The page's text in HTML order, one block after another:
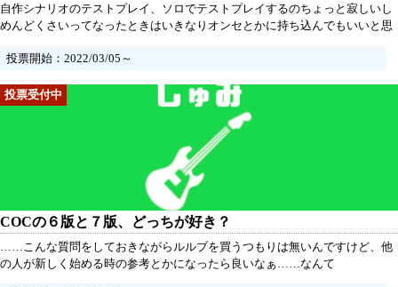
自作シナリオのテストプレイ、ソロでテストプレイするのちょっと寂しいし
めんどくさいってなったときはいきなりオンセとかに持ち込んでもいいと思
投票開始：2022/03/05～
COCの６版と７版、どっちが好き？
……こんな質問をしておきながらルルブを買うつもりは無いんですけど、他
の人が新しく始める時の参考とかになったら良いなぁ……なんて